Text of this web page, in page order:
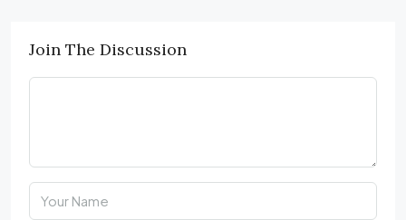
Join The Discussion